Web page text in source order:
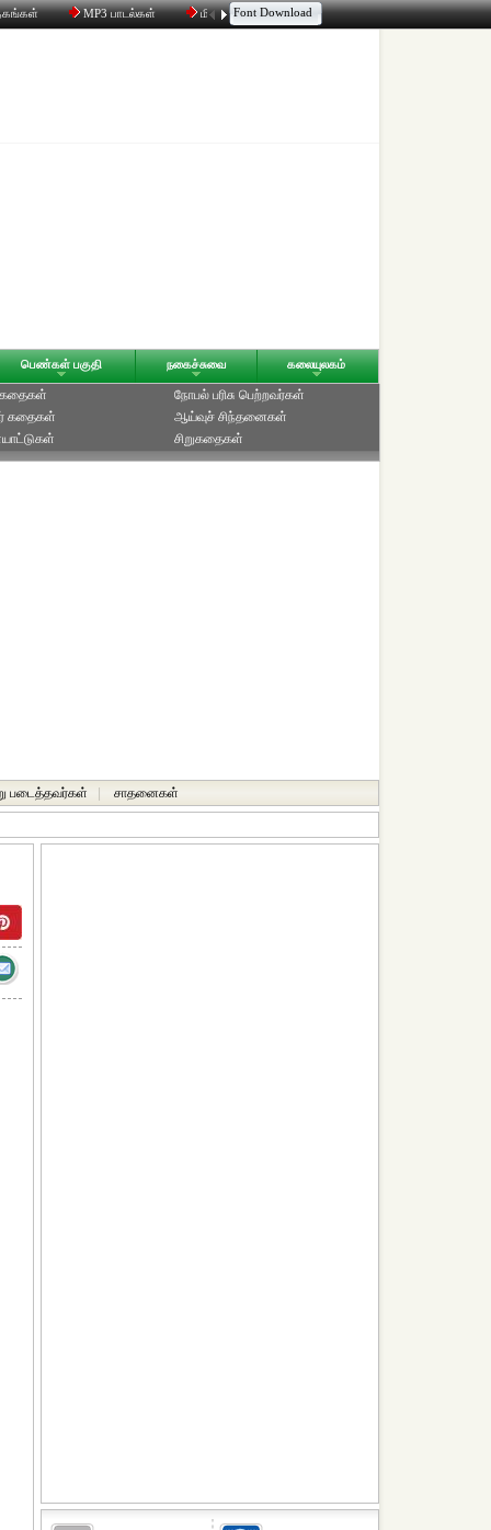
MP3 பாடல்கள் மின்னஞ்சல் திரட்டி உரையாடல்
Font Download
பெண்கள் பகுதி நகைச்சுவை கலையுலகம்
கதைகள்
கதைகள்
நோபல் பரிசு‎ பெற்றவர்‎கள்
ஆய்வுச் சிந்தனைகள்
சிறுகதைகள்
படைத்தவர்கள் சாதனைகள்‎